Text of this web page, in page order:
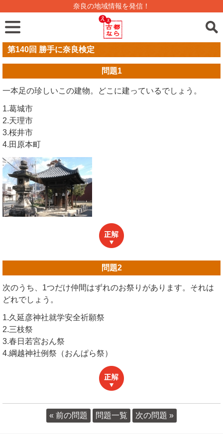
奈良の地域情報を発信！
第140回 勝手に奈良検定
問題1
一本足の珍しいこの建物。どこに建っているでしょう。
1.葛城市
2.天理市
3.桜井市
4.田原本町
問題2
次のうち、1つだけ仲間はずれのお祭りがあります。それは
どれでしょう。
1.久延彦神社就学安全祈願祭
2.三枝祭
3.春日若宮おん祭
4.綱越神社例祭（おんぱら祭）
« 前の問題 問題一覧 次の問題 »